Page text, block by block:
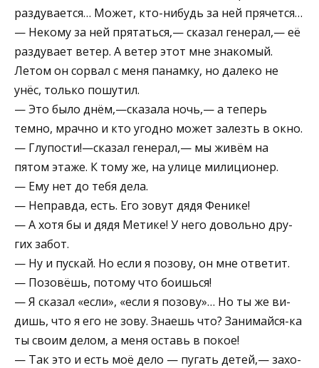
раз­дувается… Может, кто-нибудь за ней прячется…
— Некому за ней прятаться,— сказал генерал,— её
раздувает ветер. А ветер этот мне знакомый.
Летом он сорвал с меня панамку, но далеко не
унёс, только по­шутил.
— Это было днём,—сказала ночь,— а теперь
темно, мрачно и кто угодно может залезть в окно.
— Глупости!—сказал генерал,— мы живём на
пятом этаже. К тому же, на улице милиционер.
— Ему нет до тебя дела.
— Неправда, есть. Его зовут дядя Фенике!
— А хотя бы и дядя Метике! У него довольно дру­
гих забот.
— Ну и пускай. Но если я позову, он мне ответит.
— Позовёшь, потому что боишься!
— Я сказал «если», «если я позову»… Но ты же ви­
дишь, что я его не зову. Знаешь что? Занимайся-ка
ты своим делом, а меня оставь в покое!
— Так это и есть моё дело — пугать детей,— захо­